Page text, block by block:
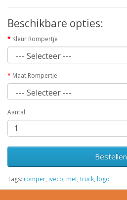
Beschikbare opties:
Kleur Rompertje
Maat Rompertje
Aantal
Bestellen
Tags: romper, iveco, met, truck, logo